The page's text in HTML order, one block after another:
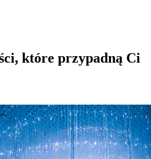
które przypadną Ci